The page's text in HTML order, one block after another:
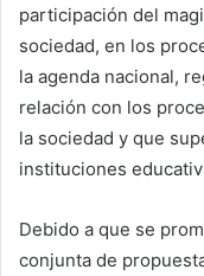
participación del
sociedad, en los
la agenda nacional,
relación con los
la sociedad y que
instituciones
Debido a que se
conjunta de